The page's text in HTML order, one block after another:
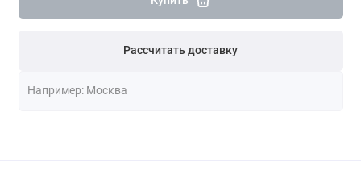
Рассчитать доставку